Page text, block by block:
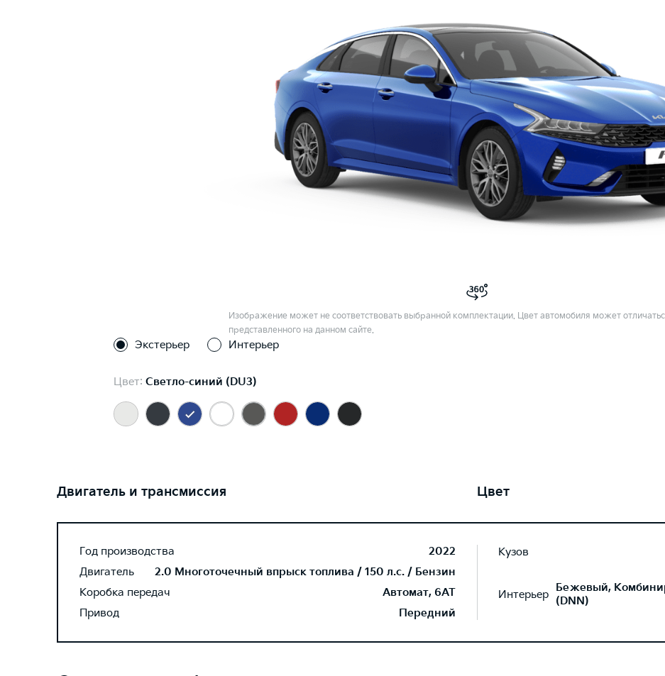
Изображение может не соответствовать выбранной комплектации. Цвет автомобиля может
представленного на данном сайте.
Экстерьер Интерьер
Цвет: Светло-синий (DU3)
Двигатель и трансмиссия
Год производства
2022
Двигатель
2.0 Многоточечный впрыск топлива / 150 л.с. / Бензин
Коробка передач
Автомат, 6AT
Привод
Передний
Цвет
Кузов
Интерьер Бежевый,
(DNN)